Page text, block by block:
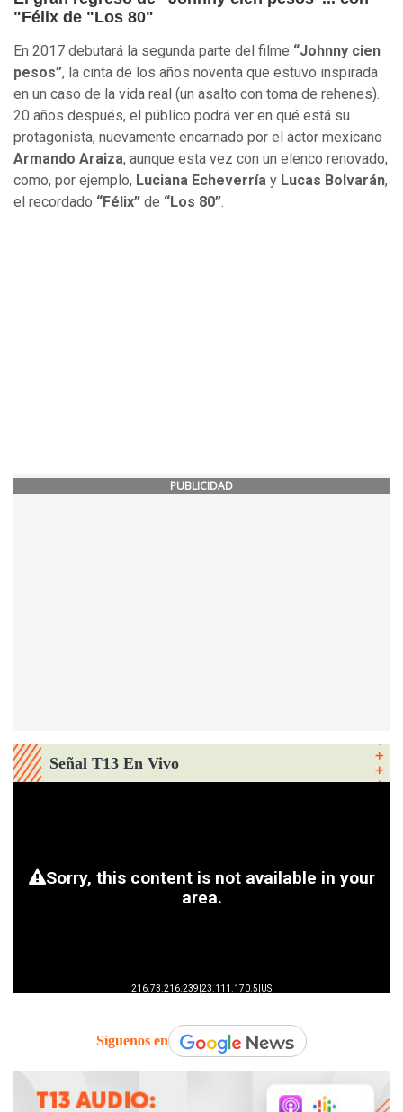
"Félix de "Los 80"
En 2017 debutará la segunda parte del filme “Johnny cien
pesos”, la cinta de los años noventa que estuvo inspirada
en un caso de la vida real (un asalto con toma de rehenes).
20 años después, el público podrá ver en qué está su
protagonista, nuevamente encarnado por el actor mexicano
Armando Araiza, aunque esta vez con un elenco renovado,
como, por ejemplo, Luciana Echeverría y Lucas Bolvarán,
el recordado “Félix” de “Los 80”
PUBLICIDAD
Señal T13 En Vivo
Síguenos en